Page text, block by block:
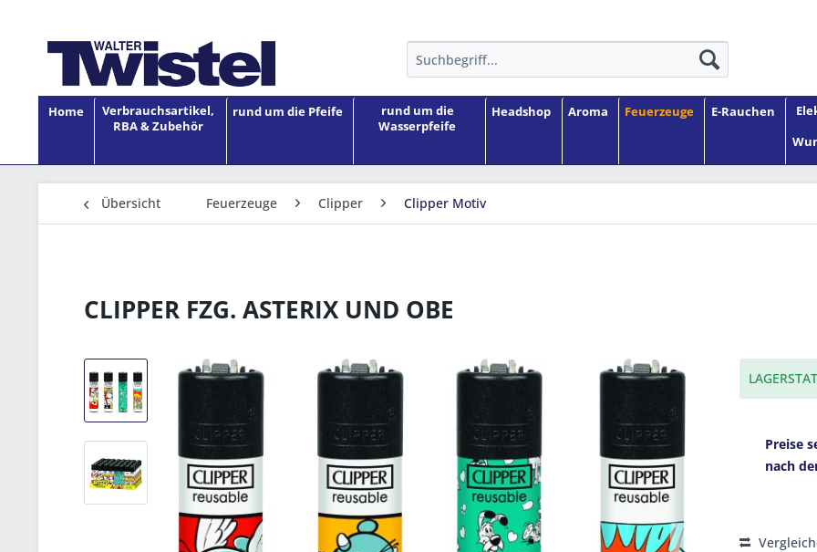
Home
Verbrauchsartikel,
RBA & Zubehör
rund um die Pfeife
rund um die
Wasserpfeife
Headshop Aroma Feuerzeuge E-Rauchen
Übersicht Feuerzeuge Clipper Clipper Motiv
CLIPPER FZG. ASTERIX UND OBE
Preise
nach